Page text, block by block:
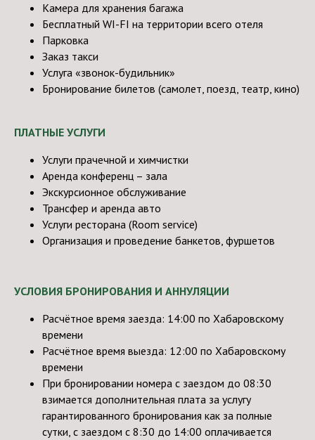
Камера для хранения багажа
Бесплатный WI-FI на территории всего отеля
Парковка
Заказ такси
Услуга «звонок-будильник»
Бронирование билетов (самолет, поезд, театр, кино)
ПЛАТНЫЕ УСЛУГИ
Услуги прачечной и химчистки
Аренда конференц – зала
Экскурсионное обслуживание
Трансфер и аренда авто
Услуги ресторана (Room service)
Организация и проведение банкетов, фуршетов
УСЛОВИЯ БРОНИРОВАНИЯ И АННУЛЯЦИИ
Расчётное время заезда: 14:00 по Хабаровскому
времени
Расчётное время выезда: 12:00 по Хабаровскому
времени
При бронировании номера с заездом до 08:30
взимается дополнительная плата за услугу
гарантированного бронирования как за полные
сутки, с заездом с 8:30 до 14:00 оплачивается